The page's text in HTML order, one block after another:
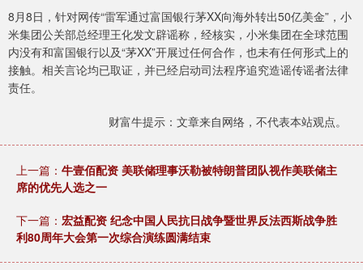
8月8日，针对网传“雷军通过富国银行茅XX向海外转出50亿美金”，小
米集团公关部总经理王化发文辟谣称，经核实，小米集团在全球范围
内没有和富国银行以及“茅XX”开展过任何合作，也未有任何形式上的
接触。相关言论均已取证，并已经启动司法程序追究造谣传谣者法律
责任。
财富牛提示：文章来自网络，不代表本站观点。
上一篇： 牛壹佰配资 美联储理事沃勒被特朗普团队视作美联储主
席的优先人选之一
下一篇： 宏益配资 纪念中国人民抗日战争暨世界反法西斯战争胜
利80周年大会第一次综合演练圆满结束